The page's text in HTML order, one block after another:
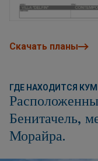
Скачать планы
ГДЕ НАХОДИТСЯ
Бенитачель,
Морайра.